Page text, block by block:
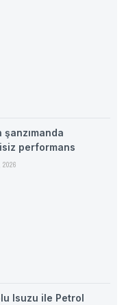
şanzımanda
performans
2026
Isuzu ile Petrol